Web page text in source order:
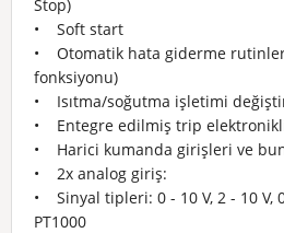
Stop)
• Soft start
• Otomatik hata giderme
fonksiyonu)
• Isıtma/soğutma işletimi
• Entegre edilmiş trip
• Harici kumanda girişleri ve
• 2x analog giriş:
• Sinyal tipleri: 0 - 10 V, 2 - 10 V,
PT1000